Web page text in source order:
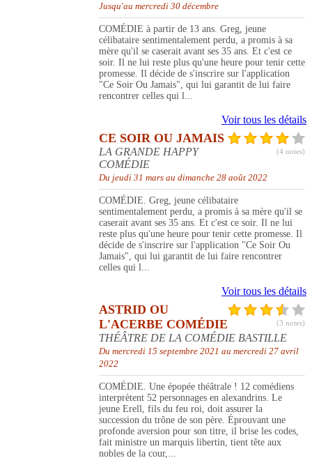
Jusqu'au mercredi 30 décembre
COMÉDIE à partir de 13 ans. Greg, jeune
célibataire sentimentalement perdu, a promis à sa
mère qu'il se caserait avant ses 35 ans. Et c'est ce
soir. Il ne lui reste plus qu'une heure pour tenir cette
promesse. Il décide de s'inscrire sur l'application
"Ce Soir Ou Jamais", qui lui garantit de lui faire
rencontrer celles qui l...
Voir tous les détails
(4 notes)
CE SOIR OU JAMAIS
LA GRANDE HAPPY
COMÉDIE
Du jeudi 31 mars au dimanche 28 août 2022
COMÉDIE. Greg, jeune célibataire
sentimentalement perdu, a promis à sa mère qu'il se
caserait avant ses 35 ans. Et c'est ce soir. Il ne lui
reste plus qu'une heure pour tenir cette promesse. Il
décide de s'inscrire sur l'application "Ce Soir Ou
Jamais", qui lui garantit de lui faire rencontrer
celles qui l...
Voir tous les détails
(3 notes)
ASTRID OU
L'ACERBE COMÉDIE
THÉÂTRE DE LA COMÉDIE BASTILLE
Du mercredi 15 septembre 2021 au mercredi 27 avril
2022
COMÉDIE. Une épopée théâtrale ! 12 comédiens
interprètent 52 personnages en alexandrins. Le
jeune Erell, fils du feu roi, doit assurer la
succession du trône de son père. Éprouvant une
profonde aversion pour son titre, il brise les codes,
fait ministre un marquis libertin, tient tête aux
nobles de la cour,...